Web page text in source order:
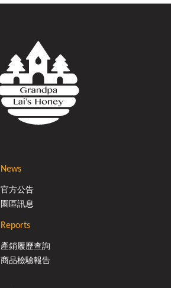
News
官方公告
園區訊息
Reports
產銷履歷查詢
商品檢驗報告